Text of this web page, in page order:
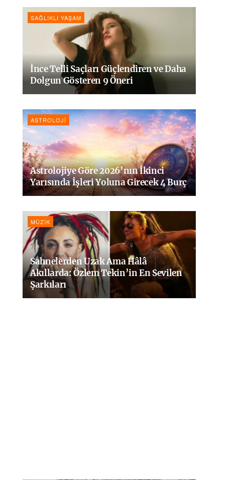
SAĞLIKLI YAŞAM
İnce Telli Saçları Güçlendiren ve Daha
Dolgun Gösteren 9 Öneri
ASTROLOJI
Astrolojiye Göre 2026’nın İkinci
Yarısında İşleri Yoluna Girecek 4 Burç
MÜZIK
Sahnelerden Uzak Ama Hâlâ
Akıllarda: Özlem Tekin’in En Sevilen
Şarkıları